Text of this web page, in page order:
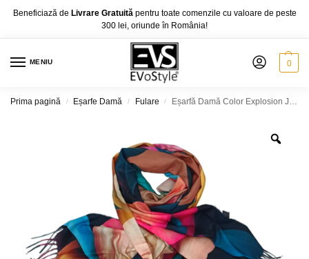
Beneficiază de Livrare Gratuită pentru toate comenzile cu valoare de peste
300 lei, oriunde în România!
MENIU 0
Prima pagină / Eșarfe Damă / Fulare / Eșarfă Damă Color Explosion JB36-3 – Cashmere Touch, 70×180 cm